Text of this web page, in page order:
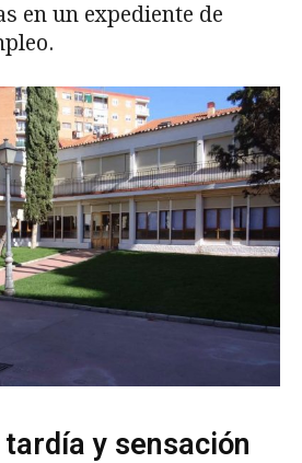
en un expediente de
y sensación